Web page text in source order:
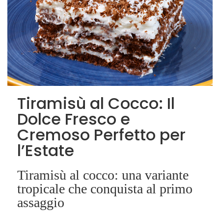
Tiramisù al Cocco: Il
Dolce Fresco e
Cremoso Perfetto per
l’Estate
Tiramisù al cocco: una variante
tropicale che conquista al primo
assaggio